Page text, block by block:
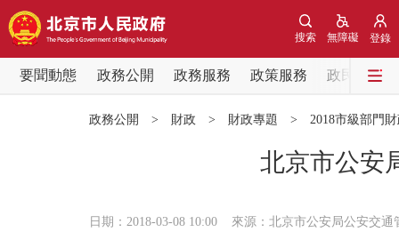
登錄
無障礙
搜索
要聞動態 政務公開 政務服務 政策服務
政民互動
政務公開 > 財政 > 財政專題 > 2018市級部門
北京市公安
日期：2018-03-08 10:00 來源：北京市公安局公安交通